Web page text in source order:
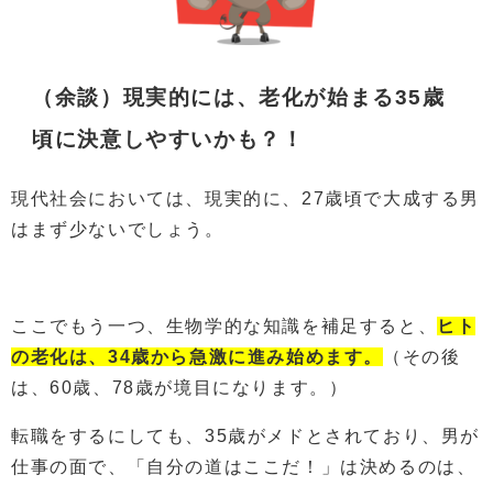
（余談）現実的には、老化が始まる35歳
頃に決意しやすいかも？！
現代社会においては、現実的に、27歳頃で大成する男
はまず少ないでしょう。
ここでもう一つ、生物学的な知識を補足すると、
ヒト
の老化は、34歳から急激に進み始めます。
（その後
は、60歳、78歳が境目になります。）
転職をするにしても、35歳がメドとされており、男が
仕事の面で、「自分の道はここだ！」は決めるのは、